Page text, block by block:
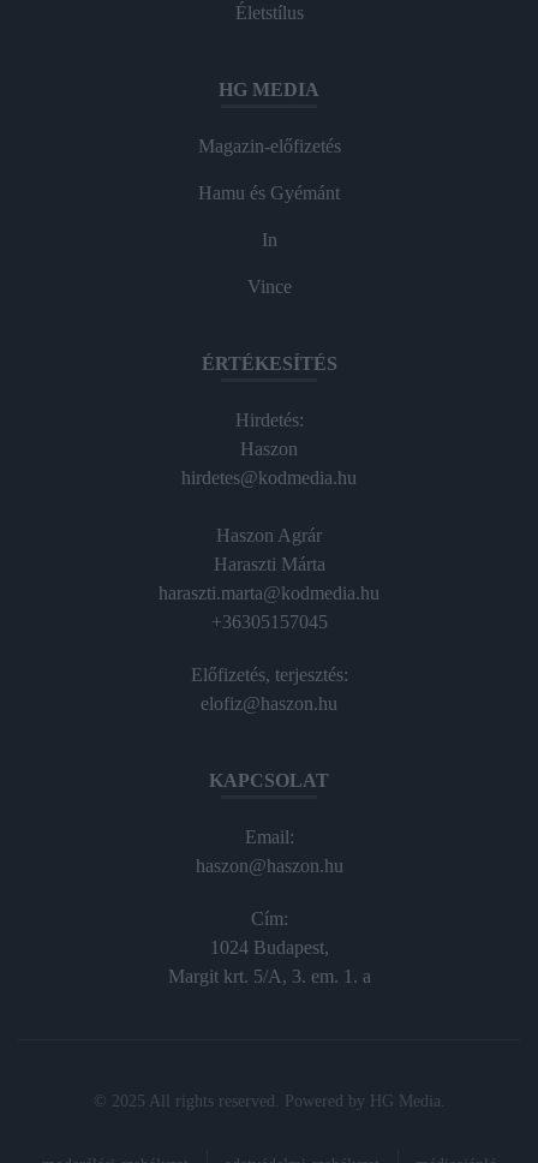
Életstílus
HG MEDIA
Magazin-előfizetés
Hamu és Gyémánt
In
Vince
ÉRTÉKESÍTÉS
Hirdetés:
Haszon
hirdetes@kodmedia.hu
Haszon Agrár
Haraszti Márta
haraszti.marta@kodmedia.hu
+36305157045
Előfizetés, terjesztés:
elofiz@haszon.hu
KAPCSOLAT
Email:
haszon@haszon.hu
Cím:
1024 Budapest,
Margit krt. 5/A, 3. em. 1. a
© 2025 All rights reserved. Powered by HG Media